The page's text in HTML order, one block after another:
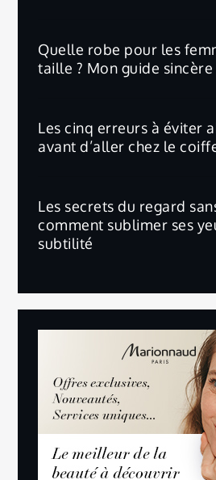
Quelle robe pour les
taille ? Mon guide
Les cinq erreurs à éviter
avant d’aller chez le
Les secrets du regard
comment sublimer ses
subtilité